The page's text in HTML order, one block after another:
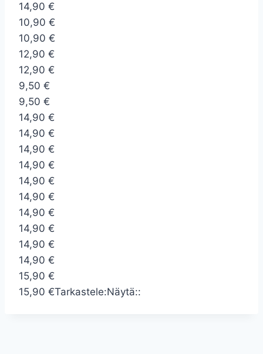
14,90 €
10,90 €
10,90 €
12,90 €
12,90 €
9,50 €
9,50 €
14,90 €
14,90 €
14,90 €
14,90 €
14,90 €
14,90 €
14,90 €
14,90 €
14,90 €
14,90 €
15,90 €
15,90 €Tarkastele:Näytä::